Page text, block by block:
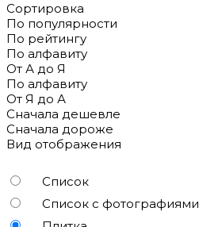
Сортировка
По популярности
По рейтингу
По алфавиту
От А до Я
По алфавиту
От Я до А
Сначала дешевле
Сначала дороже
Вид отображения
Список
Список с фотографиями